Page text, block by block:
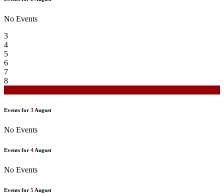
No Events
3
4
5
6
7
8
Events for 3 August
No Events
Events for 4 August
No Events
Events for 5 August